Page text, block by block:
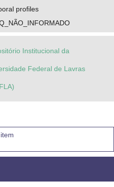
profiles
Institucional da
Federal de Lavras